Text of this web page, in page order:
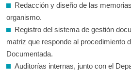
Redacción y diseño de las
organismo.
Registro del sistema de gestión
matriz que responde al procedimiento
Documentada.
Auditorías internas, junto con el